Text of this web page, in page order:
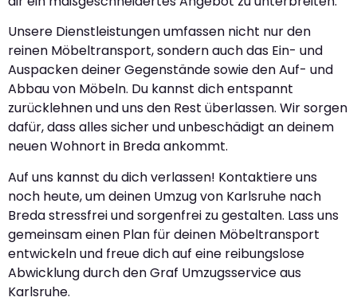
Unsere Dienstleistungen umfassen nicht nur den
reinen Möbeltransport, sondern auch das Ein- und
Auspacken deiner Gegenstände sowie den Auf- und
Abbau von Möbeln. Du kannst dich entspannt
zurücklehnen und uns den Rest überlassen. Wir sorgen
dafür, dass alles sicher und unbeschädigt an deinem
neuen Wohnort in Breda ankommt.
Auf uns kannst du dich verlassen! Kontaktiere uns
noch heute, um deinen Umzug von Karlsruhe nach
Breda stressfrei und sorgenfrei zu gestalten. Lass uns
gemeinsam einen Plan für deinen Möbeltransport
entwickeln und freue dich auf eine reibungslose
Abwicklung durch den Graf Umzugsservice aus
Karlsruhe.